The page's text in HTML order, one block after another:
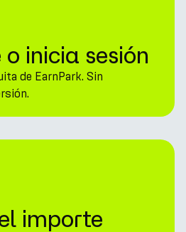
inicia sesión
de EarnPark. Sin
importe